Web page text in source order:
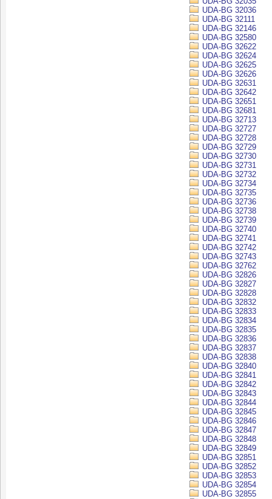
UDA-BG 32036
UDA-BG 32111
UDA-BG 32146
UDA-BG 32580
UDA-BG 32622
UDA-BG 32624
UDA-BG 32625
UDA-BG 32626
UDA-BG 32631
UDA-BG 32642
UDA-BG 32651
UDA-BG 32681
UDA-BG 32713
UDA-BG 32727
UDA-BG 32728
UDA-BG 32729
UDA-BG 32730
UDA-BG 32731
UDA-BG 32732
UDA-BG 32734
UDA-BG 32735
UDA-BG 32736
UDA-BG 32738
UDA-BG 32739
UDA-BG 32740
UDA-BG 32741
UDA-BG 32742
UDA-BG 32743
UDA-BG 32762
UDA-BG 32826
UDA-BG 32827
UDA-BG 32828
UDA-BG 32832
UDA-BG 32833
UDA-BG 32834
UDA-BG 32835
UDA-BG 32836
UDA-BG 32837
UDA-BG 32838
UDA-BG 32840
UDA-BG 32841
UDA-BG 32842
UDA-BG 32843
UDA-BG 32844
UDA-BG 32845
UDA-BG 32846
UDA-BG 32847
UDA-BG 32848
UDA-BG 32849
UDA-BG 32851
UDA-BG 32852
UDA-BG 32853
UDA-BG 32854
UDA-BG 32855